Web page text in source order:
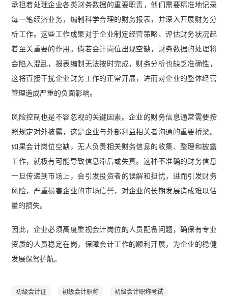
承担着处理企业各类财务数据的重要职责，他们需要精准地记录
每一笔经济业务，编制科学合理的财务报表，并深入开展财务分
析工作。这些工作成果对于企业制定经营策略、评估财务状况起
着至关重要的作用。倘若会计岗位出现空缺，财务数据的处理将
会陷入混乱，报表编制无法按时完成，财务分析也缺乏准确性，
这将直接干扰企业财务工作的正常开展，进而对企业的整体经营
管理造成严重的负面影响。
风险控制也是不容忽视的关键因素。企业的财务信息通常需要按
照规定对外披露，这是企业与外部利益相关者沟通的重要桥梁。
如果会计岗位空缺，无人负责相关财务信息的收集、整理和披露
工作，就极有可能导致信息滞后或失真。这种不准确的财务信息
一旦传递到市场上，会引发投资者的误解和担忧，进而引发财务
风险，严重损害企业的市场信誉，对企业的长期发展造成难以估
量的损失。
因此，企业必须高度重视会计岗位的人员配备问题，确保有专业
资质的人员稳定在岗，保障会计工作的顺利开展，为企业的稳健
发展保驾护航。
初级会计证 初级会计职称 初级会计职称考试